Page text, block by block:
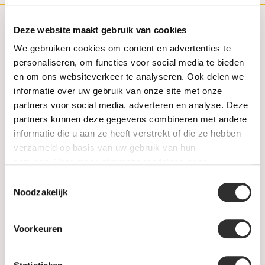
Deze website maakt gebruik van cookies
We gebruiken cookies om content en advertenties te
personaliseren, om functies voor social media te bieden
en om ons websiteverkeer te analyseren. Ook delen we
informatie over uw gebruik van onze site met onze
partners voor social media, adverteren en analyse. Deze
partners kunnen deze gegevens combineren met andere
informatie die u aan ze heeft verstrekt of die ze hebben
verzameld op basis van uw gebruik van hun
Noodzakelijk
Voorkeuren
Klantenservice
Contact
FAQ
Aanbiedingen
Retourneren